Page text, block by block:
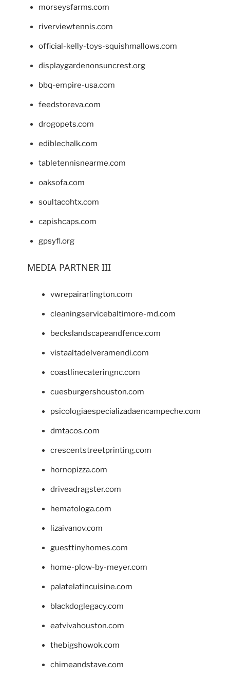
morseysfarms.com
riverviewtennis.com
official-kelly-toys-squishmallows.com
displaygardenonsuncrest.org
bbq-empire-usa.com
feedstoreva.com
drogopets.com
ediblechalk.com
tabletennisnearme.com
oaksofa.com
soultacohtx.com
capishcaps.com
gpsyfl.org
MEDIA PARTNER III
vwrepairarlington.com
cleaningservicebaltimore-md.com
beckslandscapeandfence.com
vistaaltadelveramendi.com
coastlinecateringnc.com
cuesburgershouston.com
psicologiaespecializadaencampeche.com
dmtacos.com
crescentstreetprinting.com
hornopizza.com
driveadragster.com
hematologa.com
lizaivanov.com
guesttinyhomes.com
home-plow-by-meyer.com
palatelatincuisine.com
blackdoglegacy.com
eatvivahouston.com
thebigshowok.com
chimeandstave.com